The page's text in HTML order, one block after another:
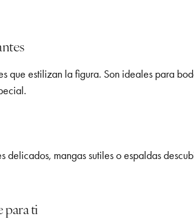
que estilizan la figura. Son ideales para
mangas sutiles o espaldas
para ti